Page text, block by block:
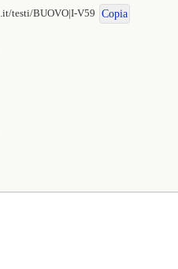
testi/BUOVO|I-V59 Copia